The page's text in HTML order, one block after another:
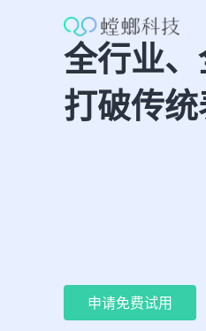
全行业
打破传
申请免费试用